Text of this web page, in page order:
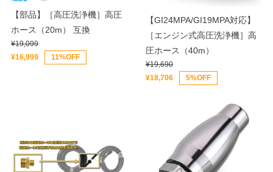
【部品】［高圧洗浄機］高圧
ホース（20m） 互換
¥19,099
¥16,999
11%OFF
【GI24MPA/GI19MPA対応】
［エンジン式高圧洗浄機］高
圧ホース（40m）
¥19,690
¥18,706
5%OFF